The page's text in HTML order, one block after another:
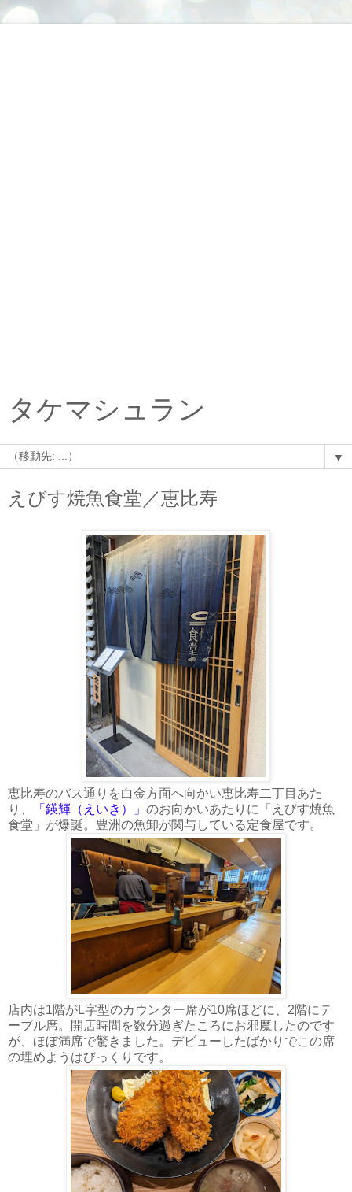
タケマシュラン
▼
えびす焼魚食堂／恵比寿
恵比寿のバス通りを白金方面へ向かい恵比寿二丁目あた
り、
「鍈輝（えいき）」 のお向かいあたりに「えびす焼魚
食堂」が爆誕。豊洲の魚卸が関与している定食屋です。
店内は1階がL字型のカウンター席が10席ほどに、2階にテ
ーブル席。開店時間を数分過ぎたころにお邪魔したのです
が、ほぼ満席で驚きました。デビューしたばかりでこの席
の埋めようはびっくりです。